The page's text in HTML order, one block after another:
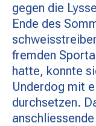
gegen die
Ende des
fremden
hatte, konnte
Underdog mit
durchsetzen.